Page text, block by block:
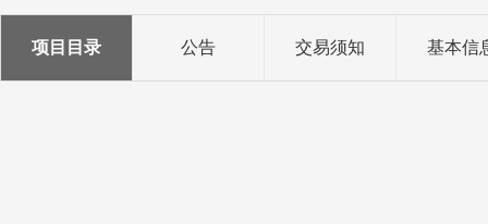
项目目录 公告 交易须知 基本信